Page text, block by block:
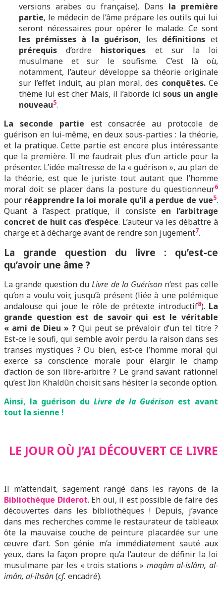
versions arabes ou française). Dans la première
partie, le médecin de l’âme prépare les outils qui lui
seront nécessaires pour opérer le malade. Ce sont
les prémisses à la guérison, les définitions et
prérequis d’ordre historiques et sur la loi
musulmane et sur le soufisme. C’est là où,
notamment, l’auteur développe sa théorie originale
sur l’effet induit, au plan moral, des conquêtes.Ce
thème lui est cher. Mais, il l’aborde icisous un angle
nouveau5.
La seconde partie est consacrée au protocole de
guérison en lui-même, en deux sous-parties : la théorie,
et la pratique. Cette partie est encore plus intéressante
que la première. Il me faudrait plus d’un article pour la
présenter. L’idée maîtresse de la « guérison », au plan de
la théorie, est que le juriste tout autant que l’homme
moral doit se placer dans la posture du questionneur6
pour réapprendre la loi morale qu’il a perdue de vue5.
Quant à l’aspect pratique, il consiste en l’arbitrage
concret de huit cas d’espèce. L’auteur va les débattre à
charge et à décharge avant de rendre son jugement7.
La grande question du livre : qu’est-ce
qu’avoir une âme ?
La grande question duLivre de la Guérison n’est pas celle
qu’on a voulu voir, jusqu’à présent (liée à une polémique
andalouse qui joue le rôle de prétexte introductif8). La
grande question est de savoir qui est le véritable
« ami de Dieu » ?Qui peut se prévaloir d’un tel titre ?
Est-ce le soufi, qui semble avoir perdu la raison dans ses
transes mystiques ? Ou bien, est-ce l’homme moral qui
exerce sa conscience morale pour élargir le champ
d’action de son libre-arbitre ? Le grand savant rationnel
qu’est Ibn Khaldûn choisit sans hésiter la seconde option.
Ainsi, la guérison du Livre de la Guérison est avant
tout la sienne !
LE JOUR OÙ J’AI DÉCOUVERT CE LIVRE
Il m’attendait, sagement rangé dans les rayons de la
Bibliothèque Diderot. Eh oui, il est possible de faire des
découvertes dans les bibliothèques ! Depuis, j’avance
dans mes recherches comme le restaurateur de tableaux
ôte la mauvaise couche de peinture placardée sur une
œuvre d’art. Son génie m’a immédiatement sauté aux
yeux, dans la façon propre qu’a l’auteur de définir la loi
musulmane par les « trois stations » maqâm al-islâm, al-
imân, al-ihsân(cf. encadré).